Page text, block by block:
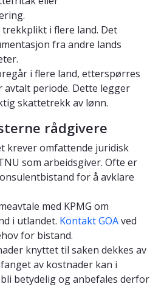
i flere land. Det
fra andre lands
i flere land, etterspørres
avtalt periode. Dette legger
skattetrekk av lønn.
rådgivere
krever omfattende juridisk
som arbeidsgiver. Ofte er
for å avklare
med KPMG om
i utlandet. Kontakt GOAved
for bistand.
knyttet til saken dekkes av
av kostnader kan i
betydelig og anbefales derfor